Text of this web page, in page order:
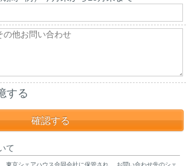
する
て
東京シェアハウス合同会社に保管され、 お問い合わせ先のシェ